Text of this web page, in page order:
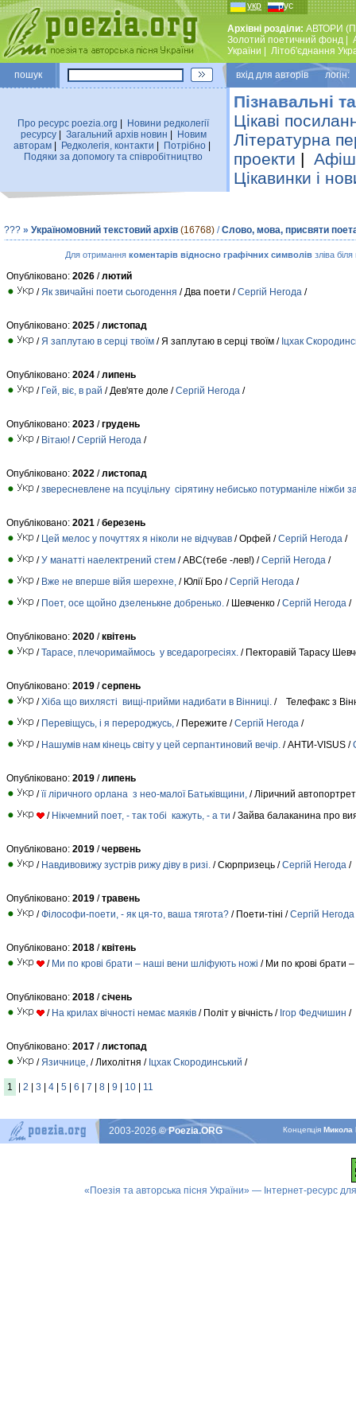
укр рус
Архівні розділи: АВТОРИ
Золотий поетичний фонд
України
Лiтоб'єднання
пошук вхiд для авторiв логін:
Про ресурс poezia.org
Новини редколегiї
ресурсу| Загальний архiв новин
Новим
авторам
Редколегiя, контакти Потрiбно
Подяки за допомогу та співробітництво
Пізнавальні
Цікаві
Літературна
проекти |
Цікавинки і
??? » Україномовний текстовий архів (16768) /Слово, мова, присвяти
Для отримання коментарів відносно графічних символів зліва
Опубліковано: 2026 /лютий
/ Як звичайні поети сьогодення / Два поети /Сергій Негода /
Опубліковано: 2025 /листопад
/ Я заплутаю в серці твоїм / Я заплутаю в серці твоїм / Іцхак
Опубліковано: 2024 /липень
/ Гей, віє, в рай / Дев'яте доле /Сергій Негода /
Опубліковано: 2023 /грудень
/ Вітаю! /Сергій Негода /
Опубліковано: 2022 /листопад
/звересневлене на псуцільну сірятину небисько потурманіле ніжби
Опубліковано: 2021 /березень
/ Цей мелос у почуттях я ніколи не відчував / Орфей /Сергій Негода /
/У манатті наелектрений стем / АВС(тебе -лев!) /Сергій Негода /
/ Вже не вперше війя шерехне, / Юлії Бро /Сергій Негода /
/ Поет, осе щойно дзеленькне добренько. / Шевченко /Сергій Негода /
Опубліковано: 2020 /квітень
/Тарасе, плечоримаймось у вседарогресіях. / Пекторавій Тарасу
Опубліковано: 2019 /серпень
/Хіба що вихлясті вищі-прийми надибати в Вінниці. / Телефакс з
/ Перевіщусь, і я перероджусь, / Пережите /Сергій Негода /
/ Нашумів нам кінець світу у цей серпантиновий вечір. / АНТИ-VISUS /
Опубліковано: 2019 /липень
/її ліричного орлана з нео-малої Батьківщини, / Ліричний
/ Нікчемний поет, - так тобі кажуть, - а ти / Зайва балаканина про
Опубліковано: 2019 /червень
/ Навдивовижу зустрів рижу діву в ризі. / Сюрпризець /Сергій Негода /
Опубліковано: 2019 /травень
/Філософи-поети, - як ця-то, ваша тягота? / Поети-тіні /Сергій Негода
Опубліковано: 2018 /квітень
/ Ми по крові брати – наші вени шліфують ножі / Ми по крові брати
Опубліковано: 2018 /січень
/ На крилах вічності немає маяків / Політ у вічність / Ігор Федчишин /
Опубліковано: 2017 /листопад
/ Язичнице, / Лихолітня / Іцхак Скородинський /
1 | 2 | 3 | 4 | 5 | 6 | 7 | 8 | 9 | 10 | 11
КонцепцiяМикола
2003-2026© Poezia.ORG
«Поезія та авторська пісня України» — Інтернет-ресурс